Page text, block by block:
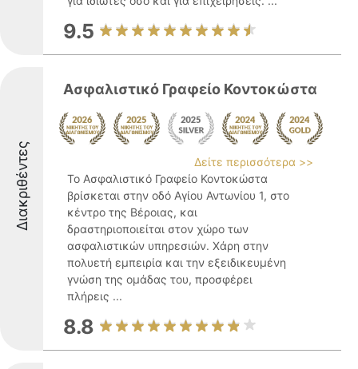
9.5
Διακριθέντες
Ασφαλιστικό Γραφείο Κοντοκώστα
Δείτε περισσότερα >>
Το Ασφαλιστικό Γραφείο Κοντοκώστα
βρίσκεται στην οδό Αγίου Αντωνίου 1, στο
κέντρο της Βέροιας, και
δραστηριοποιείται στον χώρο των
ασφαλιστικών υπηρεσιών. Χάρη στην
πολυετή εμπειρία και την εξειδικευμένη
γνώση της ομάδας του, προσφέρει
πλήρεις ...
8.8